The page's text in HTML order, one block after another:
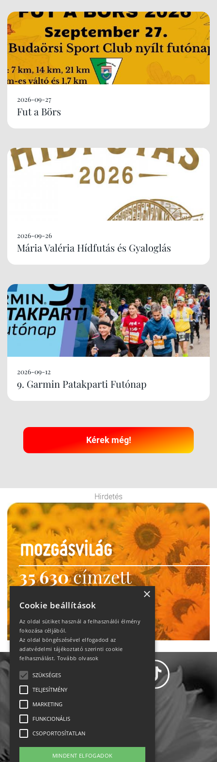
2026-09-27
Fut a Börs
2026-09-26
Mária Valéria Hídfutás és Gyaloglás
2026-09-12
9. Garmin Patakparti Futónap
Kérek még!
Hirdetés
35 630címzett
heti motiváció
Ne maradj le!
Állásajánlatok
Impresszum-kapcsolat
×
Cookie beállítások
Az oldal sütiket használ a felhasználói élmény
fokozása céljából.
Az oldal böngészésével elfogadod az
adatvédelmi tájékoztató szerinti cookie
felhasználást. Tovább olvasok
SZÜKSÉGES
TELJESÍTMÉNY
MARKETING
FUNKCIONÁLIS
CSOPORTOSÍTATLAN
MINDENT ELFOGADOK